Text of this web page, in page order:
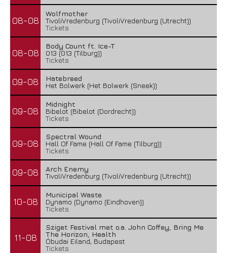
08-08
Wolfmother
TivoliVredenburg (TivoliVredenburg (Utrecht))
Tickets
08-08
Body Count ft. Ice-T
013 (013 (Tilburg))
Tickets
09-08
Hatebreed
Het Bolwerk (Het Bolwerk (Sneek))
09-08
Midnight
Bibelot (Bibelot (Dordrecht))
Tickets
09-08
Spectral Wound
Hall Of Fame (Hall Of Fame (Tilburg))
Tickets
09-08
Arch Enemy
TivoliVredenburg (TivoliVredenburg (Utrecht))
10-08
Municipal Waste
Dynamo (Dynamo (Eindhoven))
Tickets
11-08
Sziget Festival met o.a. John Coffey, Bring Me
The Horizon, Health
Óbudai Eiland, Budapest
Tickets